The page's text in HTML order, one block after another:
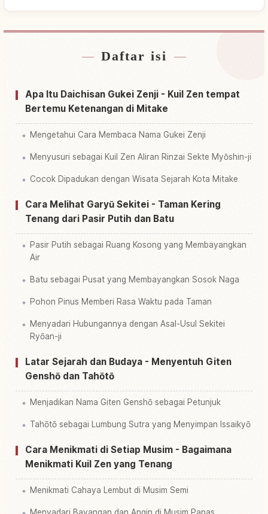
Cari penginapan dekat Kuil Rinzai Shuumyou
Cari aktivitas di Kuil Rinzai Shuumyou Kokoro
Tera Ha Taichi Yama Gu Kei Tera
Daftar isi
Apa Itu Daichisan Gukei Zenji - Kuil Zen tempat
Bertemu Ketenangan di Mitake
Mengetahui Cara Membaca Nama Gukei Zenji
Menyusuri sebagai Kuil Zen Aliran Rinzai Sekte Myōshin-ji
Cocok Dipadukan dengan Wisata Sejarah Kota Mitake
Cara Melihat Garyū Sekitei - Taman Kering
Tenang dari Pasir Putih dan Batu
Pasir Putih sebagai Ruang Kosong yang Membayangkan
Air
Batu sebagai Pusat yang Membayangkan Sosok Naga
Pohon Pinus Memberi Rasa Waktu pada Taman
Menyadari Hubungannya dengan Asal-Usul Sekitei
Ryōan-ji
Latar Sejarah dan Budaya - Menyentuh Giten
Genshō dan Tahōtō
Menjadikan Nama Giten Genshō sebagai Petunjuk
Tahōtō sebagai Lumbung Sutra yang Menyimpan Issaikyō
Cara Menikmati di Setiap Musim - Bagaimana
Menikmati Kuil Zen yang Tenang
Menikmati Cahaya Lembut di Musim Semi